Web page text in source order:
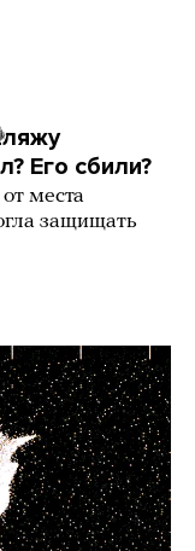
Его сбили?
места
защищать